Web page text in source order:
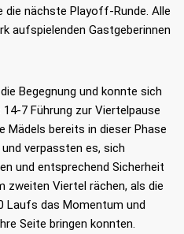
die nächste Playoff-Runde. Alle
aufspielenden Gastgeberinnen
Begegnung und konnte sich
7 Führung zur Viertelpause
Mädels bereits in dieser Phase
verpassten es, sich
und entsprechend Sicherheit
zweiten Viertel rächen, als die
Laufs das Momentum und
Seite bringen konnten.